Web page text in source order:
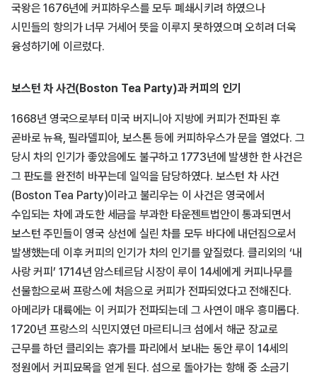
국왕은 1676년에 커피하우스를 모두 폐쇄시키려 하였으나
시민들의 항의가 너무 거세어 뜻을 이루지 못하였으며 오히려 더욱
융성하기에 이르렀다.
보스턴 차 사건(Boston Tea Party)과 커피의 인기
1668년 영국으로부터 미국 버지니아 지방에 커피가 전파된 후
곧바로 뉴욕, 필라델피아, 보스톤 등에 커피하우스가 문을 열었다. 그
당시 차의 인기가 좋았음에도 불구하고 1773년에 발생한 한 사건은
그 판도를 완전히 바꾸는데 일익을 담당하였다. 보스턴 차 사건
(Boston Tea Party)이라고 불리우는 이 사건은 영국에서
수입되는 차에 과도한 세금을 부과한 타운젠트법안이 통과되면서
보스턴 주민들이 영국 상선에 실린 차를 모두 바다에 내던짐으로서
발생했는데 이후 커피의 인기가 차의 인기를 앞질렀다. 클리외의 ‘내
사랑 커피’ 1714년 암스테르담 시장이 루이 14세에게 커피나무를
선물함으로써 프랑스에 처음으로 커피가 전파되었다고 전해진다.
아메리카 대륙에는 이 커피가 전파되는데 그 사연이 매우 흥미롭다.
1720년 프랑스의 식민지였던 마르티니크 섬에서 해군 장교로
근무를 하던 클리외는 휴가를 파리에서 보내는 동안 루이 14세의
정원에서 커피묘목을 얻게 된다. 섬으로 돌아가는 항해 중 소금기